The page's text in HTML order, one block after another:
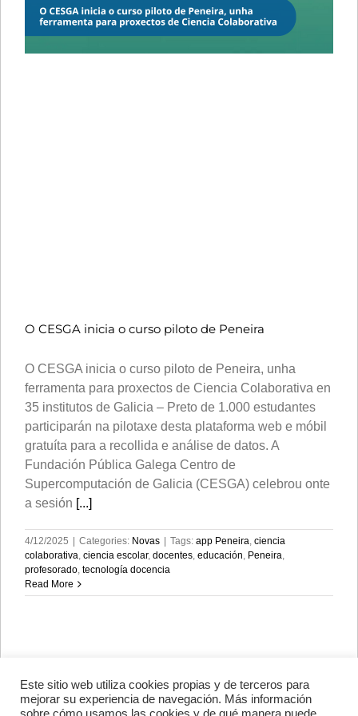
O CESGA inicia o curso piloto de Peneira
O CESGA inicia o curso piloto de Peneira, unha
ferramenta para proxectos de Ciencia Colaborativa en
35 institutos de Galicia – Preto de 1.000 estudantes
participarán na pilotaxe desta plataforma web e móbil
gratuíta para a recollida e análise de datos. A
Fundación Pública Galega Centro de
Supercomputación de Galicia (CESGA) celebrou onte
a sesión [...]
4/12/2025 | Categories: Novas | Tags: app Peneira ciencia
colaborativa ciencia escolar, docentes educación Peneira
profesorado tecnología docencia
Read More
Avenida de Vigo, s/n 15705
Santiago de Compostela, A
Este sitio web utiliza cookies propias y de terceros para
mejorar su experiencia de navegación. Más información